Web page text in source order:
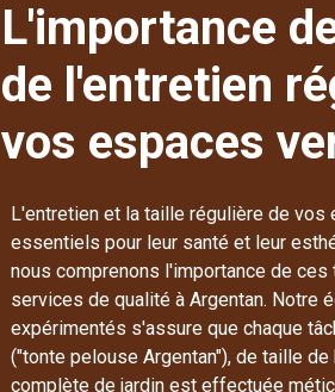
L'importance
de l'entretien
vos espaces
L'entretien et la taille régulière de
essentiels pour leur santé et leur
nous comprenons l'importance de
services de qualité à Argentan. Notre
expérimentés s'assure que chaque
("tonte pelouse Argentan"), de taille de
complète de jardin est effectuée